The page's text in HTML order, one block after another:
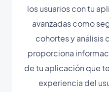
los usuarios con tu
avanzadas como
cohortes y análisis
proporciona
de tu aplicación que
experiencia del